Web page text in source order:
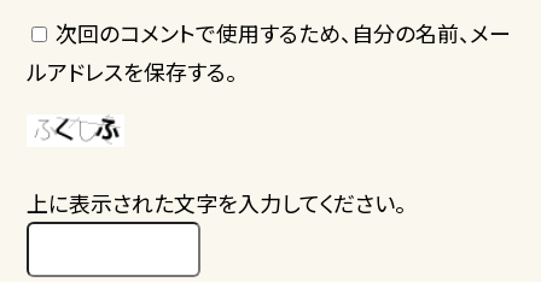
次回のコメントで使用するため、自分の名前、メー
ルアドレスを保存する。
上に表示された文字を入力してください。